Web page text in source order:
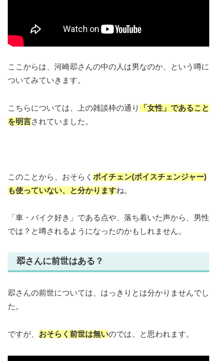
ここからは、河崎翆さんの中の人は男なのか、という噂に
ついてみていきます。
こちらについては、上の雑談枠の通り
「女性」であること
を明言されていました。
このことから、おそらく ボイチェン(ボイスチェンジャー)
も使っていない、と分かりますね。
「車・バイク好き」である点や、落ち着いた声から、男性
では？と噂されるようになったのかもしれません。
翆さんに前世はある？
翆さんの前世については、はっきりとは分かりませんでし
た。
ですが、 おそらく前世は無いのでは、と思われます。